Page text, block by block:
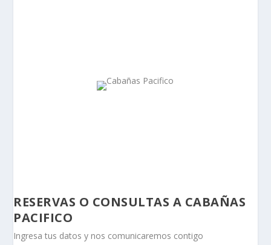
RESERVAS O CONSULTAS A CABAÑAS
PACIFICO
Ingresa tus datos y nos comunicaremos contigo